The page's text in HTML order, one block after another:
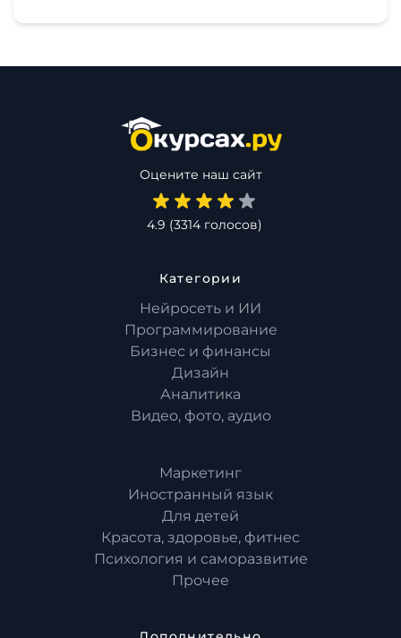
Оцените наш сайт
4.9 (3314голосов)
Категории
Нейросеть и ИИ
Программирование
Бизнес и финансы
Дизайн
Аналитика
Видео, фото, аудио
Маркетинг
Иностранный язык
Для детей
Красота, здоровье, фитнес
Психология и саморазвитие
Прочее